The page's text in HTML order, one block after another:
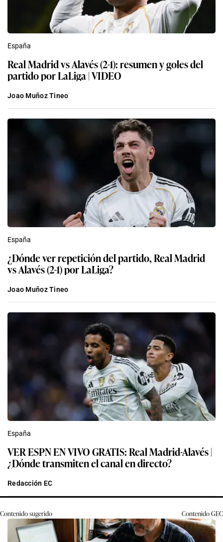
España
Real Madrid vs Alavés (2-1): resumen y goles del
partido por LaLiga | VIDEO
Joao Muñoz Tineo
España
¿Dónde ver repetición del partido, Real Madrid
vs Alavés (2-1) por LaLiga?
Joao Muñoz Tineo
España
VER ESPN EN VIVO GRATIS: Real Madrid-Alavés |
¿Dónde transmiten el canal en directo?
Redacción EC
Contenido sugerido ContenidoGEC